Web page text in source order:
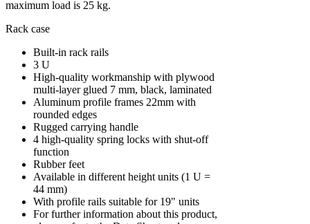
maximum load is 25 kg.
Rack case
Built-in rack rails
3 U
High-quality workmanship with plywood
multi-layer glued 7 mm, black, laminated
Aluminum profile frames 22mm with
rounded edges
Rugged carrying handle
4 high-quality spring locks with shut-off
function
Rubber feet
Available in different height units (1 U =
44 mm)
With profile rails suitable for 19" units
For further information about this product,